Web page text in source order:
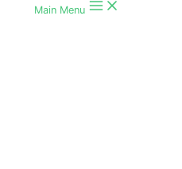
Main Menu